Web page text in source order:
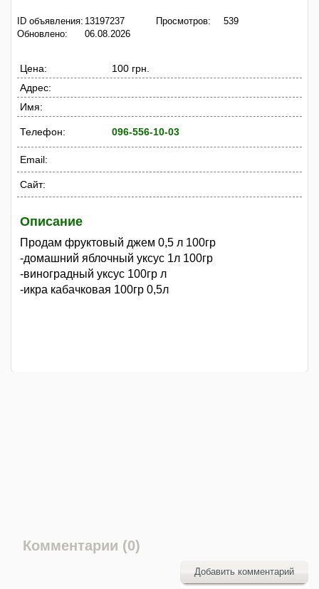
ID объявления: 13197237
Обновлено:
06.08.2026
Просмотров: 539
Цена:
100 грн.
Адрес:
Имя:
Телефон: 096-556-10-03
Email:
Сайт:
Описание
Продам фруктовый джем 0,5 л 100гр
-домашний яблочный уксус 1л 100гр
-виноградный уксус 100гр л
-икра кабачковая 100гр 0,5л
Комментарии (0)
Добавить комментарий